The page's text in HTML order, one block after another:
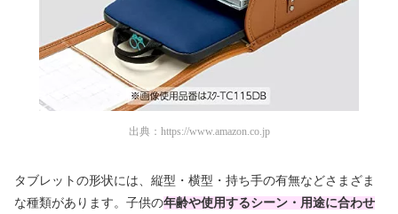
出典： https://www.amazon.co.jp
タブレットの形状には、縦型・横型・持ち手の有無などさまざま
な種類があります。子供の年齢や使用するシーン・用途に合わせ